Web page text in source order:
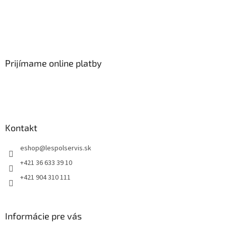
Prijímame online platby
Kontakt
eshop@lespolservis.sk
+421 36 633 39 10
+421 904 310 111
Informácie pre vás